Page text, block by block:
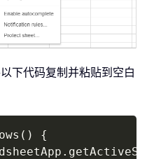
下代码复制并粘贴到空白
( )
{
.